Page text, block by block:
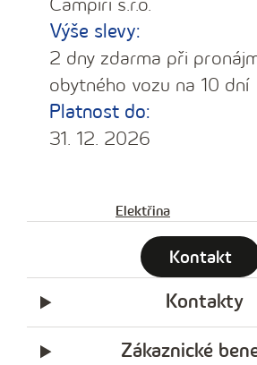
Campiri s.r.o.
Výše slevy:
2 dny zdarma při
obytného vozu na 10 dní
Platnost do:
31. 12. 2026
Elektřina
Kontakt
Kontakty
Zákaznické